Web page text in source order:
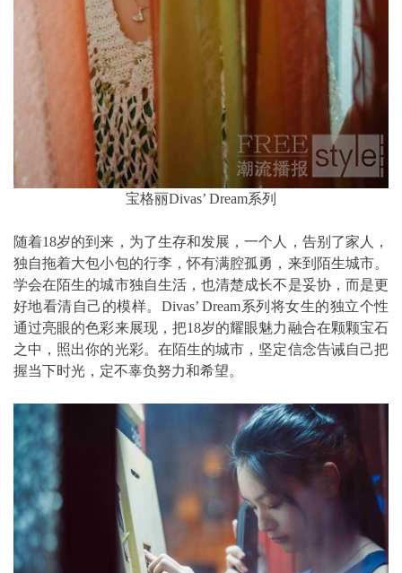
宝格丽Divas’ Dream系列
随着18岁的到来，为了生存和发展，一个人，告别了家人，
独自拖着大包小包的行李，怀有满腔孤勇，来到陌生城市。
学会在陌生的城市独自生活，也清楚成长不是妥协，而是更
好地看清自己的模样。Divas’ Dream系列将女生的独立个性
通过亮眼的色彩来展现，把18岁的耀眼魅力融合在颗颗宝石
之中，照出你的光彩。在陌生的城市，坚定信念告诫自己把
握当下时光，定不辜负努力和希望。